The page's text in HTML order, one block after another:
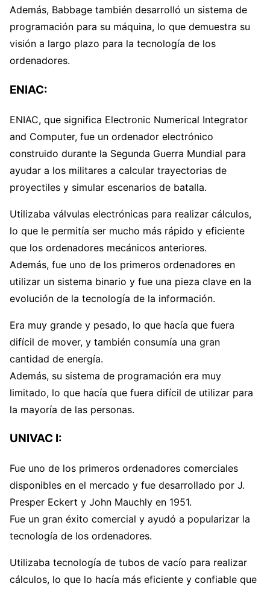
Además, Babbage también desarrolló un sistema de
programación para su máquina, lo que demuestra su
visión a largo plazo para la tecnología de los
ordenadores.
ENIAC:
ENIAC, que significa Electronic Numerical Integrator
and Computer, fue un ordenador electrónico
construido durante la Segunda Guerra Mundial para
ayudar a los militares a calcular trayectorias de
proyectiles y simular escenarios de batalla.
Utilizaba válvulas electrónicas para realizar cálculos,
lo que le permitía ser mucho más rápido y eficiente
que los ordenadores mecánicos anteriores.
Además, fue uno de los primeros ordenadores en
utilizar un sistema binario y fue una pieza clave en la
evolución de la tecnología de la información.
Era muy grande y pesado, lo que hacía que fuera
difícil de mover, y también consumía una gran
cantidad de energía.
Además, su sistema de programación era muy
limitado, lo que hacía que fuera difícil de utilizar para
la mayoría de las personas.
UNIVAC I:
Fue uno de los primeros ordenadores comerciales
disponibles en el mercado y fue desarrollado por J.
Presper Eckert y John Mauchly en 1951.
Fue un gran éxito comercial y ayudó a popularizar la
tecnología de los ordenadores.
Utilizaba tecnología de tubos de vacío para realizar
cálculos, lo que lo hacía más eficiente y confiable que